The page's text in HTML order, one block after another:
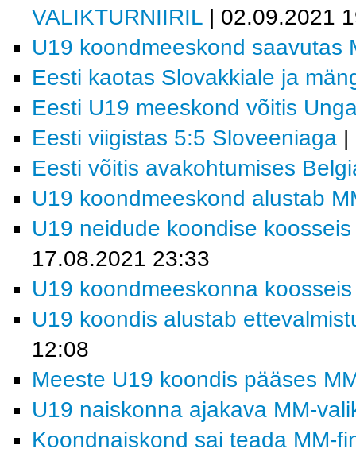
VALIKTURNIIRIL | 02.09.2021
U19 koondmeeskond saavutas
Eesti kaotas Slovakkiale ja
Eesti U19 meeskond võitis
Eesti viigistas 5:5 Sloveeniaga |
Eesti võitis avakohtumises
U19 koondmeeskond alustab
U19 neidude koondise
17.08.2021 23:33
U19 koondmeeskonna
U19 koondis alustab
12:08
Meeste U19 koondis pääses
U19 naiskonna ajakava MM-
Koondnaiskond sai teada MM-